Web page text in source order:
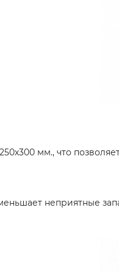
мм., что
неприятные